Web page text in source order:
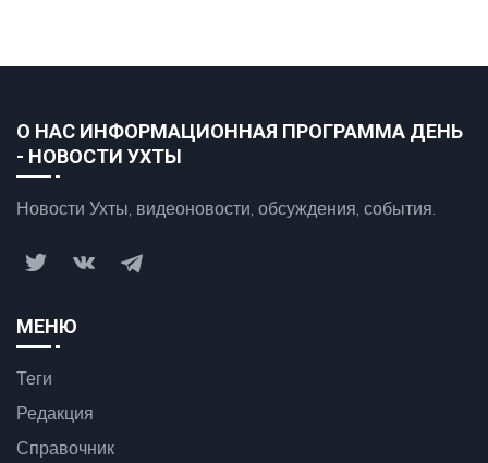
О НАС ИНФОРМАЦИОННАЯ ПРОГРАММА ДЕНЬ
- НОВОСТИ УХТЫ
Новости Ухты, видеоновости, обсуждения, события.
МЕНЮ
Теги
Редакция
Справочник